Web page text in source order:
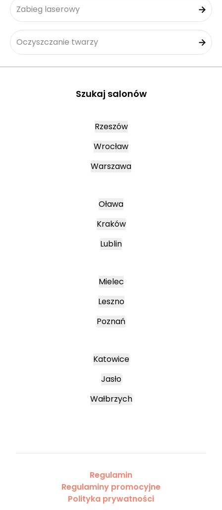
Zabieg laserowy
Oczyszczanie twarzy
Szukaj salonów
Rzeszów
Wrocław
Warszawa
Oława
Kraków
Lublin
Mielec
Leszno
Poznań
Katowice
Jasło
Wałbrzych
Regulamin
Regulaminy promocyjne
Polityka prywatności